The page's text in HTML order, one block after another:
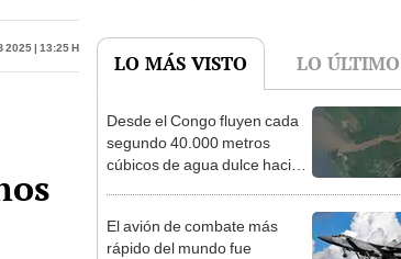
2025 | 13:25 h
LO MÁS VISTO LO ÚLTIMO
Desde el Congo fluyen cada
segundo 40.000 metros
cúbicos de agua dulce hacia
El avión de combate más
rápido del mundo fue